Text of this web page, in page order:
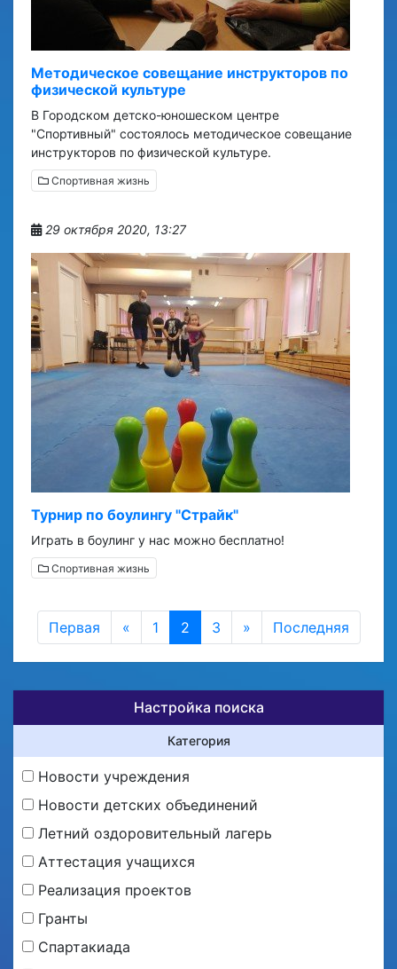
Методическое совещание инструкторов по
физической культуре
В Городском детско-юношеском центре
"Спортивный" состоялось методическое совещание
инструкторов по физической культуре.
Спортивная жизнь
29 октября 2020, 13:27
Турнир по боулингу "Страйк"
Играть в боулинг у нас можно бесплатно!
Спортивная жизнь
Первая « 1 2 3 » Последняя
Настройка поиска
Категория
Новости учреждения
Новости детских объединений
Летний оздоровительный лагерь
Аттестация учащихся
Реализация проектов
Гранты
Спартакиада